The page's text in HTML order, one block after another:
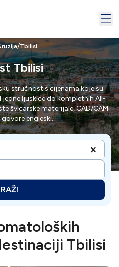
/Tbilisi
Tbilisi
stručnost s cijenama koje su
ljuskice do kompletnih All-
švicarske materijale, CAD/CAM
engleski.
Tbilisi